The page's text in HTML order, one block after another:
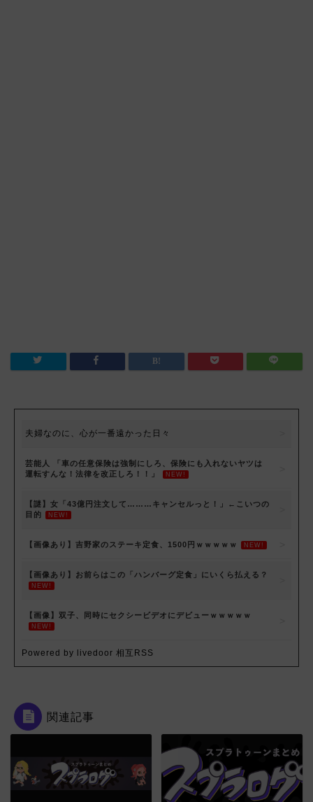
夫婦なのに、心が一番遠かった日々
芸能人 「車の任意保険は強制にしろ、保険にも入れないヤツは
運転すんな！法律を改正しろ！！」
NEW!
【謎】女「43億円注文して………キャンセルっと！」←こいつの
目的
NEW!
【画像あり】吉野家のステーキ定食、1500円ｗｗｗｗｗ NEW!
【画像あり】お前らはこの「ハンバーグ定食」にいくら払える？
NEW!
【画像】双子、同時にセクシービデオにデビューｗｗｗｗｗ
NEW!
Powered by livedoor 相互RSS
関連記事